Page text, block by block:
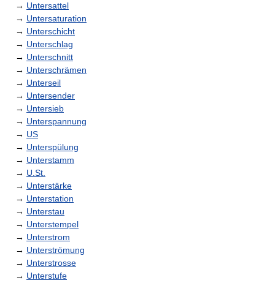
→ Untersattel
→ Untersaturation
→ Unterschicht
→ Unterschlag
→ Unterschnitt
→ Unterschrämen
→ Unterseil
→ Untersender
→ Untersieb
→ Unterspannung
→ US
→ Unterspülung
→ Unterstamm
→ U.St.
→ Unterstärke
→ Unterstation
→ Unterstau
→ Unterstempel
→ Unterstrom
→ Unterströmung
→ Unterstrosse
→ Unterstufe